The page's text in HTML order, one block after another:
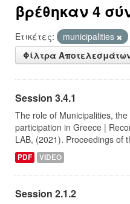
βρέθηκαν 4
Ετικέτες:
municipalities
Φίλτρα
Session 3.4.1
The role of Municipalities,
participation in Greece |
LAB, (2021). Proceedings of
PDF VIDEO
Session 2.1.2